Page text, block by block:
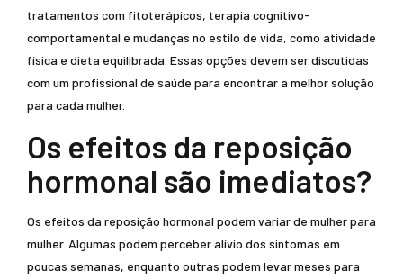
tratamentos com fitoterápicos, terapia cognitivo-
comportamental e mudanças no estilo de vida, como atividade
física e dieta equilibrada. Essas opções devem ser discutidas
com um profissional de saúde para encontrar a melhor solução
para cada mulher.
Os efeitos da reposição
hormonal são imediatos?
Os efeitos da reposição hormonal podem variar de mulher para
mulher. Algumas podem perceber alívio dos sintomas em
poucas semanas, enquanto outras podem levar meses para